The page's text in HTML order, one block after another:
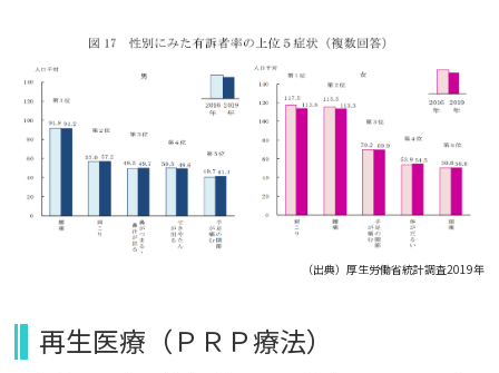
（出典）厚生労働省統計調査2019年
再生医療（ＰＲＰ療法）